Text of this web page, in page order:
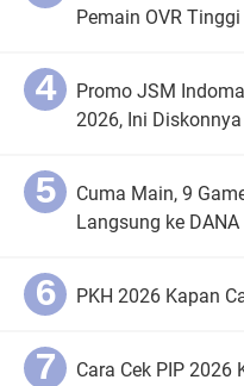
Pemain OVR Tinggi
Promo JSM
2026, Ini Diskonnya
Cuma Main, 9
Langsung ke DANA
PKH 2026 Kapan
Cara Cek PIP 2026